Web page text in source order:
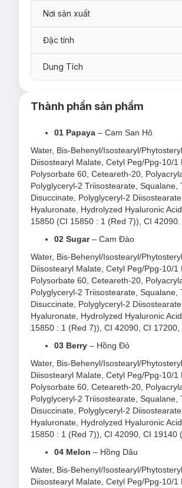
01 Papaya
02 Sugar– Cam Đào
04 Melon
05 Toffee– Đỏ Cam Đất
Nơi sản xuất
Đặc tính
Dung Tích
Thành phần sản phẩm
01 Papaya – Cam San Hô
Water, Bis-Behenyl/Isostearyl/
Diisostearyl Malate, Cetyl Peg/Ppg-10/
Polysorbate 60, Ceteareth-20,
Polyglyceryl-2 Triisostearate,
Disuccinate, Polyglyceryl-2
Hyaluronate, Hydrolyzed Hyaluronic
15850 (CI 15850 : 1 (Red 7)), CI 42090.
02 Sugar– Cam Đào
Water, Bis-Behenyl/Isostearyl/
Diisostearyl Malate, Cetyl Peg/Ppg-10/
Polysorbate 60, Ceteareth-20,
Polyglyceryl-2 Triisostearate,
Disuccinate, Polyglyceryl-2
Hyaluronate, Hydrolyzed Hyaluronic
15850 : 1 (Red 7)), CI 42090, CI 17200,
03 Berry – Hồng Đỏ
Water, Bis-Behenyl/Isostearyl/
Diisostearyl Malate, Cetyl Peg/Ppg-10/
Polysorbate 60, Ceteareth-20,
Polyglyceryl-2 Triisostearate,
Disuccinate, Polyglyceryl-2
Hyaluronate, Hydrolyzed Hyaluronic
15850 : 1 (Red 7)), CI 42090, CI 19140
04 Melon – Hồng Dâu
Water, Bis-Behenyl/Isostearyl/
Diisostearyl Malate, Cetyl Peg/Ppg-10/